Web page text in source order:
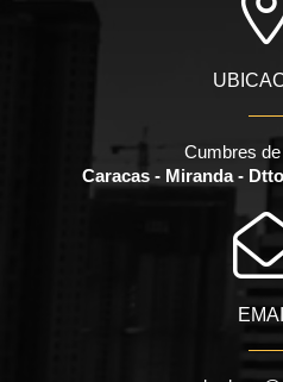
Cumbres
Caracas - Miranda -